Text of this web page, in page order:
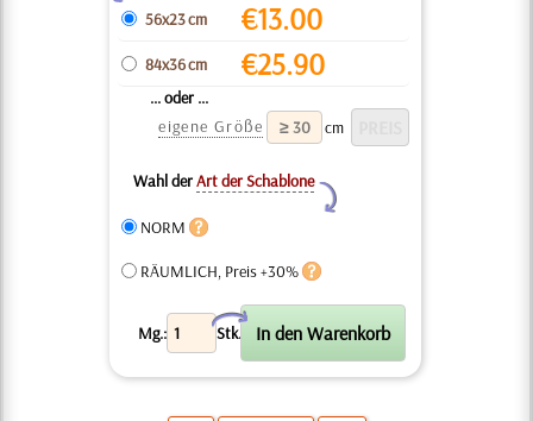
56x23 cm
€13.00
84x36 cm €25.90
... oder ...
eigene Größe
cm
Wahl derArt der Schablone
Y
NORM
RÄUMLICH, Preis +30%
Mg.: Stk.
X